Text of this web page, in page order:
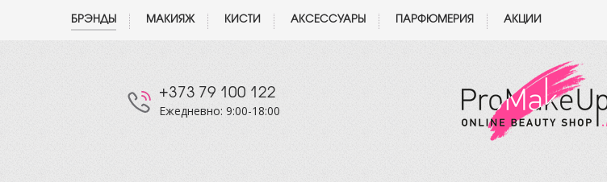
БРЭНДЫ МАКИЯЖ КИСТИ АКСЕССУАРЫ ПАРФЮМЕРИЯ АКЦИИ
+373 79 100 122
Ежедневно: 9:00-18:00